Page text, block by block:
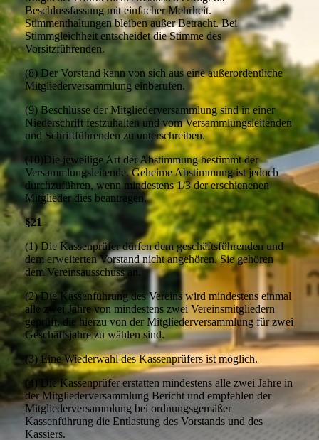
Beschlussfassung mit einfacher Mehrheit.
Stimmenthaltungen bleiben außer Betracht. Bei
Stimmgleichheit entscheidet die Stimme des
Vorsitzführenden.
(8) Der Vorstand kann von sich aus eine außerordentliche
Mitgliederversammlung einberufen.
(9) Beschlüsse der Mitgliederversammlung sind in einer
Niederschrift festzuhalten und vom Versammlungsleitenden
und Schriftführenden zu unterschreiben.
(10)Die jeweilige Art der Abstimmung bestimmt der
Versammlungsleitende. Geheime Abstimmung ist jedoch
durchzuführen, wenn mindestens 1/3 der erschienenen
Mitglieder dies beantragen.
§21
(1) Die Kassenprüfer dürfen dem geschäftsführenden und
dem erweiterten Vorstand nicht angehören. Sie gehören
dem Vereinsausschuss an.
(2) Die Kassenführung des Vereins wird mindestens einmal
alle zwei Jahre von mindestens zwei Vereinsmitgliedern
geprüft, die hierzu von der Mitgliederversammlung für zwei
Geschäftsjahre zu wählen sind.
(3) Eine Wiederwahl des Kassenprüfers ist möglich.
(4) Die Kassenprüfer erstatten mindestens alle zwei Jahre in
der Mitgliederversammlung Bericht und empfehlen der
Mitgliederversammlung bei ordnungsgemäßer
Kassenführung die Entlastung des Vorstands und des
Kassiers.